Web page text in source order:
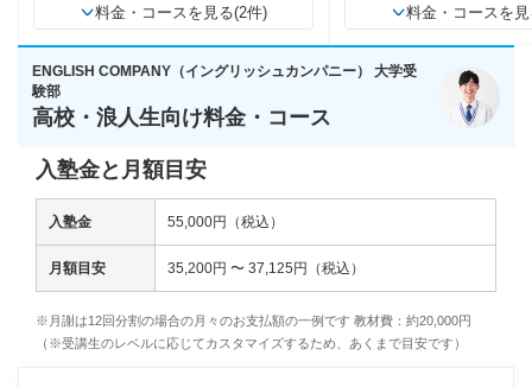
料金・コースを見る(2件) 料金・コースを
ENGLISH COMPANY（イングリッシュカンパニー） 大学受
験部
高校・浪人生向け料金・コース
入塾金と月額目安
入塾金 55,000円（税込）
月額目安 35,200円 〜 37,125円（税込）
※月謝は12回分割の場合の月々のお支払額の一例です 教材費：約20,000円
（※受講生のレベルに応じてカスタマイズするため、あくまで目安です）